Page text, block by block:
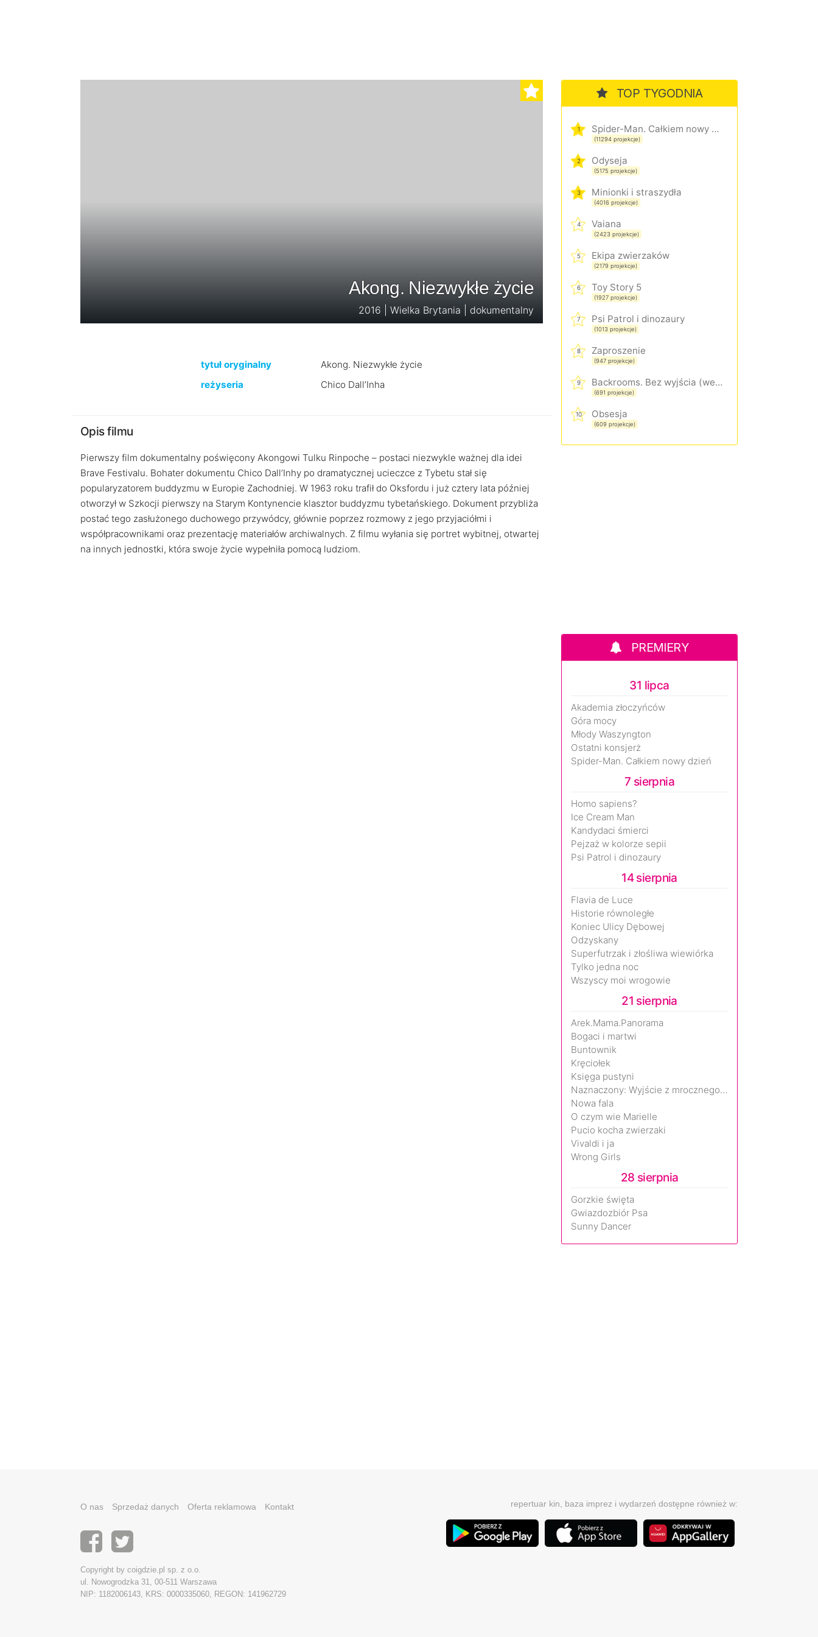
Akong. Niezwykłe życie
2016 | Wielka Brytania | dokumentalny
tytuł oryginalny
Akong. Niezwykłe życie
reżyseria
Chico Dall’Inha
Opis filmu
Pierwszy film dokumentalny poświęcony Akongowi Tulku Rinpoche – postaci niezwykle ważnej dla idei
Brave Festivalu. Bohater dokumentu Chico Dall’Inhy po dramatycznej ucieczce z Tybetu stał się
popularyzatorem buddyzmu w Europie Zachodniej. W 1963 roku trafił do Oksfordu i już cztery lata później
otworzył w Szkocji pierwszy na Starym Kontynencie klasztor buddyzmu tybetańskiego. Dokument przybliża
postać tego zasłużonego duchowego przywódcy, głównie poprzez rozmowy z jego przyjaciółmi i
współpracownikami oraz prezentację materiałów archiwalnych. Z filmu wyłania się portret wybitnej, otwartej
na innych jednostki, która swoje życie wypełniła pomocą ludziom.
TOP TYGODNIA
1 Spider-Man. Całkiem nowy dzień
(11294 projekcje)
2 Odyseja
(5175 projekcje)
3 Minionki i straszydła
(4016 projekcje)
4 Vaiana
(2423 projekcje)
5 Ekipa zwierzaków
(2179 projekcje)
6 Toy Story 5
(1927 projekcje)
7 Psi Patrol i dinozaury
(1013 projekcje)
8 Zaproszenie
(947 projekcje)
9 Backrooms. Bez wyjścia (wersja rozszerzona)
(691 projekcje)
10 Obsesja
(609 projekcje)
PREMIERY
31 lipca
Akademia złoczyńców
Góra mocy
Młody Waszyngton
Ostatni konsjerż
Spider-Man. Całkiem nowy dzień
7 sierpnia
Homo sapiens?
Ice Cream Man
Kandydaci śmierci
Pejzaż w kolorze sepii
Psi Patrol i dinozaury
14 sierpnia
Flavia de Luce
Historie równoległe
Koniec Ulicy Dębowej
Odzyskany
Superfutrzak i złośliwa wiewiórka
Tylko jedna noc
Wszyscy moi wrogowie
21 sierpnia
Arek.Mama.Panorama
Bogaci i martwi
Buntownik
Kręciołek
Księga pustyni
Naznaczony: Wyjście z mrocznego wymiaru
Nowa fala
O czym wie Marielle
Pucio kocha zwierzaki
Vivaldi i ja
Wrong Girls
28 sierpnia
Gorzkie święta
Gwiazdozbiór Psa
Sunny Dancer
O nas Sprzedaż danych Oferta reklamowa Kontakt
Copyright by coigdzie.pl sp. z o.o.
ul. Nowogrodzka 31, 00-511 Warszawa
NIP: 1182006143, KRS: 0000335060, REGON: 141962729
repertuar kin, baza imprez i wydarzeń dostępne również w: